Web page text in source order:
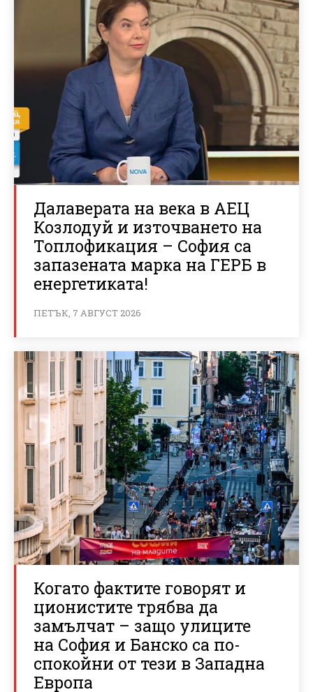
Далаверата на века в АЕЦ
Козлодуй и източването на
Топлофикация – София са
запазената марка на ГЕРБ в
енергетиката!
ПЕТЪК, 7 АВГУСТ 2026
Когато фактите говорят и
ционистите трябва да
замълчат – защо улиците
на София и Банско са по-
спокойни от тези в Западна
Европа